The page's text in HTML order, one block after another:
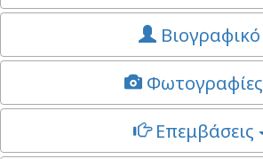
Βιογραφικό
Φωτογραφίες
Επεμβάσεις